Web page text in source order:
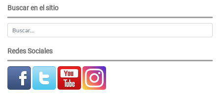
Buscar en el sitio
Redes Sociales